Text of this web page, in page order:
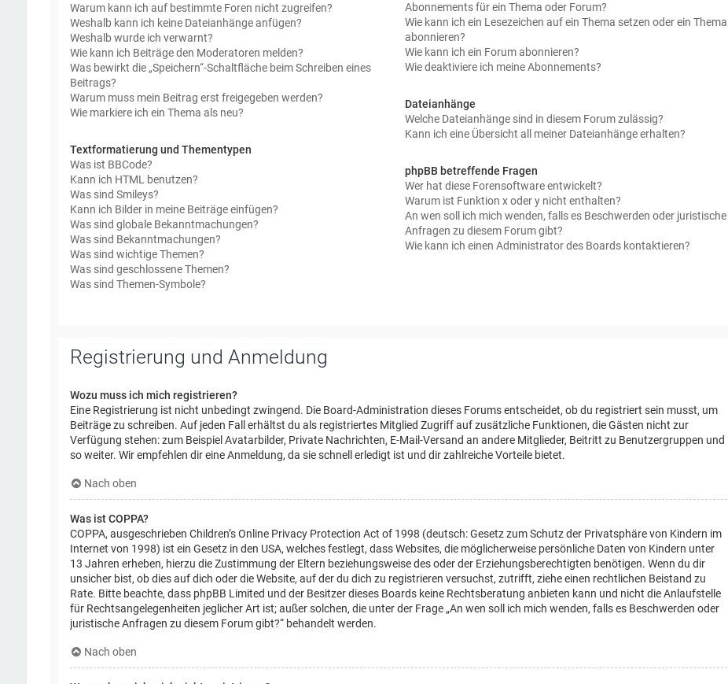
Warum kann ich auf bestimmte Foren nicht zugreifen?
Weshalb kann ich keine Dateianhänge anfügen?
Weshalb wurde ich verwarnt?
Wie kann ich Beiträge den Moderatoren melden?
Was bewirkt die „Speichern“-Schaltfläche beim Schreiben eines
Beitrags?
Warum muss mein Beitrag erst freigegeben werden?
Wie markiere ich ein Thema als neu?
Textformatierung und Thementypen
Was ist BBCode?
Kann ich HTML benutzen?
Was sind Smileys?
Kann ich Bilder in meine Beiträge einfügen?
Was sind globale Bekanntmachungen?
Was sind Bekanntmachungen?
Was sind wichtige Themen?
Was sind geschlossene Themen?
Was sind Themen-Symbole?
Abonnements für ein Thema oder Forum?
Wie kann ich ein Lesezeichen auf ein Thema setzen oder ein Thema
abonnieren?
Wie kann ich ein Forum abonnieren?
Wie deaktiviere ich meine Abonnements?
Dateianhänge
Welche Dateianhänge sind in diesem Forum zulässig?
Kann ich eine Übersicht all meiner Dateianhänge erhalten?
phpBB betreffende Fragen
Wer hat diese Forensoftware entwickelt?
Warum ist Funktion x oder y nicht enthalten?
An wen soll ich mich wenden, falls es Beschwerden oder juristische
Anfragen zu diesem Forum gibt?
Wie kann ich einen Administrator des Boards kontaktieren?
Registrierung und Anmeldung
Wozu muss ich mich registrieren?
Eine Registrierung ist nicht unbedingt zwingend. Die Board-Administration dieses Forums entscheidet, ob du registriert sein musst, um
Beiträge zu schreiben. Auf jeden Fall erhältst du als registriertes Mitglied Zugriff auf zusätzliche Funktionen, die Gästen nicht zur
Verfügung stehen: zum Beispiel Avatarbilder, Private Nachrichten, E-Mail-Versand an andere Mitglieder, Beitritt zu Benutzergruppen und
so weiter. Wir empfehlen dir eine Anmeldung, da sie schnell erledigt ist und dir zahlreiche Vorteile bietet.
Nach oben
Was ist COPPA?
COPPA, ausgeschrieben Children’s Online Privacy Protection Act of 1998 (deutsch: Gesetz zum Schutz der Privatsphäre von Kindern im
Internet von 1998) ist ein Gesetz in den USA, welches festlegt, dass Websites, die möglicherweise persönliche Daten von Kindern unter
13 Jahren erheben, hierzu die Zustimmung der Eltern beziehungsweise des oder der Erziehungsberechtigten benötigen. Wenn du dir
unsicher bist, ob dies auf dich oder die Website, auf der du dich zu registrieren versuchst, zutrifft, ziehe einen rechtlichen Beistand zu
Rate. Bitte beachte, dass phpBB Limited und der Besitzer dieses Boards keine Rechtsberatung anbieten kann und nicht die Anlaufstelle
für Rechtsangelegenheiten jeglicher Art ist; außer solchen, die unter der Frage „An wen soll ich mich wenden, falls es Beschwerden oder
juristische Anfragen zu diesem Forum gibt?“ behandelt werden.
Nach oben